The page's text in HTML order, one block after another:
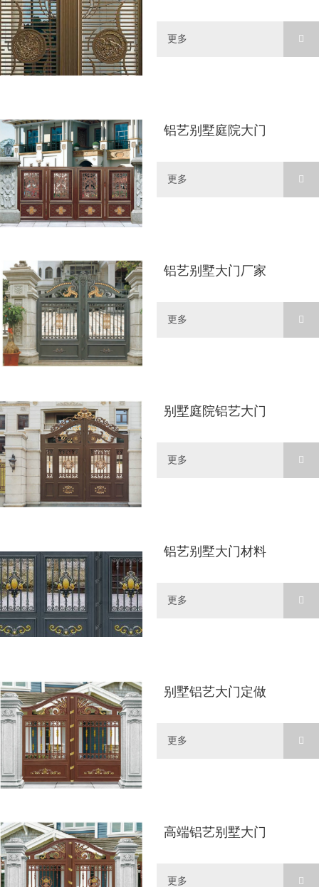
更多
铝艺别墅庭院大门
更多
铝艺别墅大门厂家
更多
别墅庭院铝艺大门
更多
铝艺别墅大门材料
更多
别墅铝艺大门定做
更多
高端铝艺别墅大门
更多